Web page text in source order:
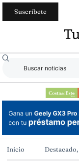
Suscríbete
Inicio Destacado,